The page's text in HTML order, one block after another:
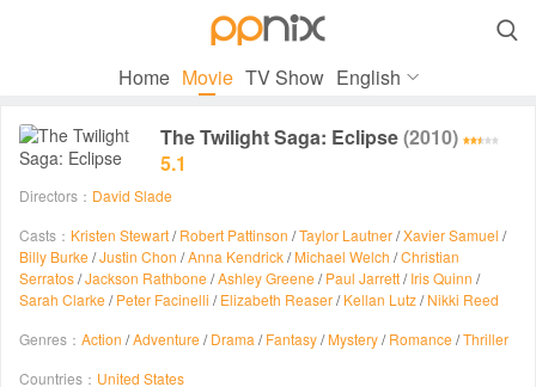

Home Movie TV Show English
The Twilight Saga: Eclipse(2010)
5.1
Directors： David Slade
Casts： Kristen Stewart/Robert Pattinson /Taylor Lautner/Xavier Samuel /
Billy Burke /Justin Chon /Anna Kendrick/Michael Welch /Christian
Serratos/Jackson Rathbone /Ashley Greene /Paul Jarrett/Iris Quinn /
Sarah Clarke /Peter Facinelli /Elizabeth Reaser/Kellan Lutz/Nikki Reed
Genres： Action /Adventure /Drama /Fantasy/Mystery/Romance /Thriller
Countries： United States